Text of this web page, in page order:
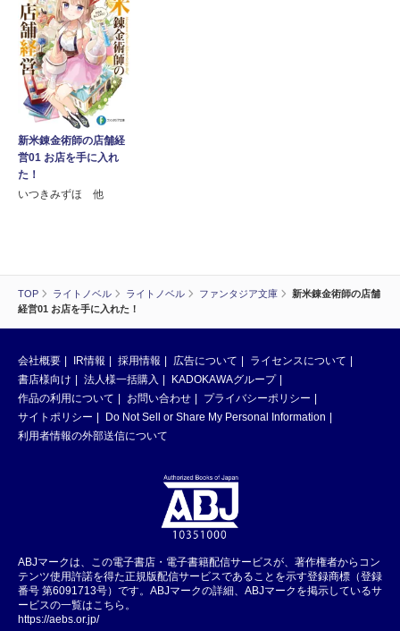
TOP ライトノベル ライトノベル ファンタジア文庫
新米錬金術師の店舗
経営01 お店を手に入れた！
新米錬金術師の店舗経
営01 お店を手に入れ
た！
いつきみずほ 他
会社概要 IR情報 採用情報 広告について
ライセンスについて
書店様向け
法人様一括購入
KADOKAWAグループ
作品の利用について
お問い合わせ
プライバシーポリシー
サイトポリシー
Do Not Sell or Share My Personal Information
利用者情報の外部送信について
ABJマークは、この電子書店・電子書籍配信サービスが、著作権者からコン
テンツ使用許諾を得た正規版配信サービスであることを示す登録商標（登録
番号 第6091713号）です。ABJマークの詳細、ABJマークを掲示しているサ
ービスの一覧はこちら。
https://aebs.or.jp/